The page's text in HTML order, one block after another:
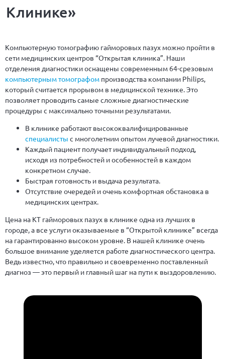
Клинике»
Компьютерную томографию гайморовых пазух можно пройти в
сети медицинских центров “Открытая клиника”. Наши
отделения диагностики оснащены современным 64-срезовым
компьютерным томографом производства компании Philips,
который считается прорывом в медицинской технике. Это
позволяет проводить самые сложные диагностические
процедуры с максимально точными результатами.
В клинике работают высококвалифицированные
специалисты с многолетним опытом лучевой диагностики.
Каждый пациент получает индивидуальный подход,
исходя из потребностей и особенностей в каждом
конкретном случае.
Быстрая готовность и выдача результата.
Отсутствие очередей и очень комфортная обстановка в
медицинских центрах.
Цена на КТ гайморовых пазух в клинике одна из лучших в
городе, а все услуги оказываемые в “Открытой клинике” всегда
на гарантированно высоком уровне. В нашей клинике очень
большое внимание уделяется работе диагностического центра.
Ведь известно, что правильно и своевременно поставленный
диагноз — это первый и главный шаг на пути к выздоровлению.